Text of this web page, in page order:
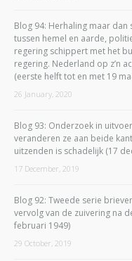
Blog 94: Herhaling maar
tussen hemel en aarde,
regering schippert met het
regering. Nederland op z’n
(eerste helft tot en met 19
26 January, 2020
Blog 93: Onderzoek in
veranderen ze aan beide
uitzenden is schadelijk (17
17 December, 2019
Blog 92: Tweede serie
vervolg van de zuivering na
februari 1949)
29 October, 2019